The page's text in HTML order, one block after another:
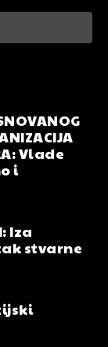
Vlade
i
Iza
stvarne